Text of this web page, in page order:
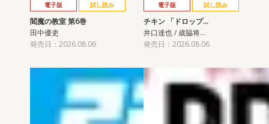
電子版 試し読み
閻魔の教室 第6巻
田中優吏
発売日：2026.08.06
電子版 試し読み
チキン 「ドロップ…
井口達也 / 歳脇将…
発売日：2026.08.06